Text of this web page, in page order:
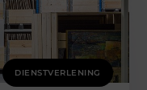
DIENSTVERLENING